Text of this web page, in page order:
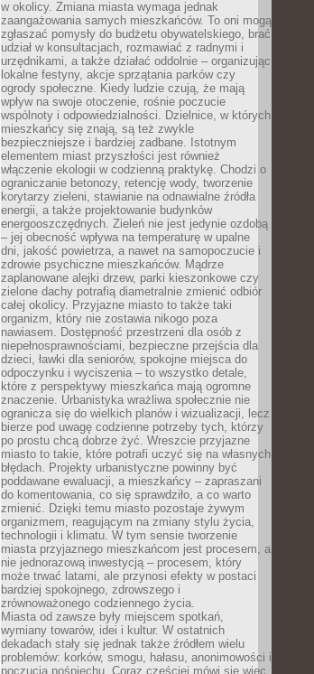
w okolicy. Zmiana miasta wymaga jednak
zaangażowania samych mieszkańców. To oni mogą
zgłaszać pomysły do budżetu obywatelskiego, brać
udział w konsultacjach, rozmawiać z radnymi i
urzędnikami, a także działać oddolnie – organizując
lokalne festyny, akcje sprzątania parków czy
ogrody społeczne. Kiedy ludzie czują, że mają
wpływ na swoje otoczenie, rośnie poczucie
wspólnoty i odpowiedzialności. Dzielnice, w których
mieszkańcy się znają, są też zwykle
bezpieczniejsze i bardziej zadbane. Istotnym
elementem miast przyszłości jest również
włączenie ekologii w codzienną praktykę. Chodzi o
ograniczanie betonozy, retencję wody, tworzenie
korytarzy zieleni, stawianie na odnawialne źródła
energii, a także projektowanie budynków
energooszczędnych. Zieleń nie jest jedynie ozdobą
– jej obecność wpływa na temperaturę w upalne
dni, jakość powietrza, a nawet na samopoczucie i
zdrowie psychiczne mieszkańców. Mądrze
zaplanowane alejki drzew, parki kieszonkowe czy
zielone dachy potrafią diametralnie zmienić odbiór
całej okolicy. Przyjazne miasto to także taki
organizm, który nie zostawia nikogo poza
nawiasem. Dostępność przestrzeni dla osób z
niepełnosprawnościami, bezpieczne przejścia dla
dzieci, ławki dla seniorów, spokojne miejsca do
odpoczynku i wyciszenia – to wszystko detale,
które z perspektywy mieszkańca mają ogromne
znaczenie. Urbanistyka wrażliwa społecznie nie
ogranicza się do wielkich planów i wizualizacji, lecz
bierze pod uwagę codzienne potrzeby tych, którzy
po prostu chcą dobrze żyć. Wreszcie przyjazne
miasto to takie, które potrafi uczyć się na własnych
błędach. Projekty urbanistyczne powinny być
poddawane ewaluacji, a mieszkańcy – zapraszani
do komentowania, co się sprawdziło, a co warto
zmienić. Dzięki temu miasto pozostaje żywym
organizmem, reagującym na zmiany stylu życia,
technologii i klimatu. W tym sensie tworzenie
miasta przyjaznego mieszkańcom jest procesem, a
nie jednorazową inwestycją – procesem, który
może trwać latami, ale przynosi efekty w postaci
bardziej spokojnego, zdrowszego i
zrównoważonego codziennego życia.
Miasta od zawsze były miejscem spotkań,
wymiany towarów, idei i kultur. W ostatnich
dekadach stały się jednak także źródłem wielu
problemów: korków, smogu, hałasu, anonimowości i
poczucia pośpiechu. Coraz częściej mówi się więc